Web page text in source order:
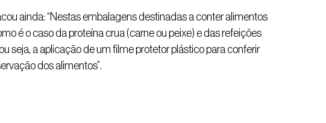
ainda: “Nestas embalagens destinadas a conter alimentos
é o caso da proteína crua (carne ou peixe) e das refeições
seja, a aplicação de um filme protetor plástico para conferir
dos alimentos”.